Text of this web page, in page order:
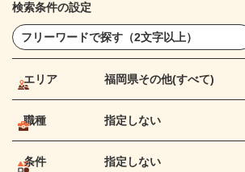
検索条件の設定
エリア 福岡県その他(すべて)
職種 指定しない
条件 指定しない